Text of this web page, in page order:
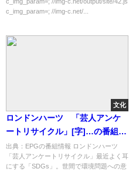
c_img_param=; //img-c.net/...
文化
ロンドンハーツ 「芸人アンケ
ートリサイクル」[字]…の番組内
容解析まとめ
出典：EPGの番組情報 ロンドンハーツ
「芸人アンケートリサイクル」最近よく耳
にする「SDGs」。世間で環境問題への意